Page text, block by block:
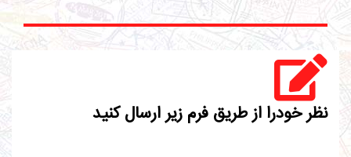
نظر خودرا از طریق فرم زیر ارسال کنید